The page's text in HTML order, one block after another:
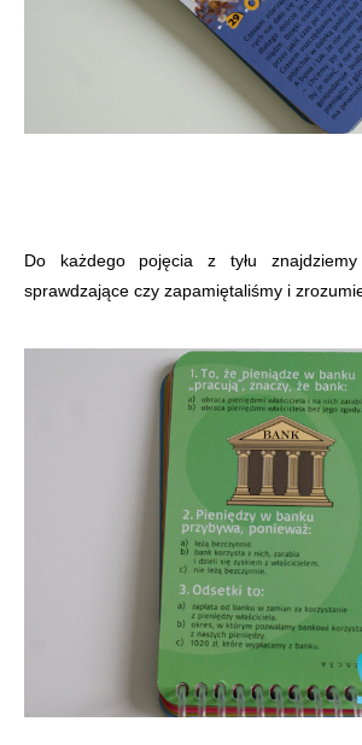
Do każdego pojęcia z tyłu znajdziemy
sprawdzające czy zapamiętaliśmy i